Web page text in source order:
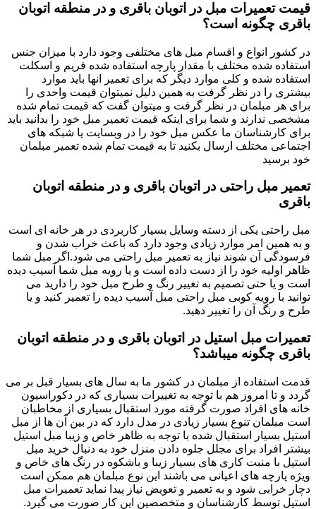
قیمت تعمیرات مبل در اتوبان باقری و در منطقه اتوبان
باقری چگونه است؟
در کشور انواع و اقسام مبل های مختلفی وجود دارد با میزان جنس
استفاده شده مختلف با مقدار پارچه استفاده شده فریم و اسکلت
استفاده شده و کلی موارد دیگر که برای تعمیر انها باید موارد
بیشتری را در نظر گرفت به همین دلیل نمیتوان قیمت واحدی را
برای هر مبلمان در نظر گرفت و میتوان گفت که قیمت تمام شده
مشخصی ندارند و شما برای اینکه قیمت تعمیر مبل خود را بدانید باید
برای کارشناسان ما عکس مبل خود را در وبسایت یا شبکه های
اجتماعی مختلف ارسال بکنید تا به قیمت تمام شده تعمیر مبلمان
خود برسید
تعمیر مبل راحتی در اتوبان باقری و در منطقه اتوبان
باقری
مبل راحتی یکی از دسته وسایل بسیار کاربردی در هر خانه ای است
و به همین امر موارد زیادی وجود دارد که باعث خراب شدن و
فرسودگی آن شوند نیاز به تعمیر مبل راحتی می شود.اگر مبل شما
ظاهر اولیه خود را از دست داده است و یا رویه مبل شما آسیب دیده
است و یا حتی تصمیم به تغییر رنگ و طرح مبل خود را دارید می
توانید با رویه کوبی مبل راحتی مبل آسیب دیده را تعمیر کنید و یا
طرح و رنگ آن را تغییر دهید.
تعمیرات مبل استیل در اتوبان باقری و در منطقه اتوبان
باقری چگونه میباشد؟
قدمت استفاده از مبلمان در کشور ما به سال های بسیار قبل بر می
گردد و تا امروز هم با توجه به تغییرات بسیاری که در دکوراسیون
خانه های افراد صورت گرفته مورد استقبال بسیاری از مخاطبان
است مبلمان تنوع بسیار زیادی در مدل دارد که در بین آن ها از مبل
استیل بسیار استقبال شده با توجه به ظاهر خاص و زیبا مبل استیل
بیشتر افراد برای مجلل جلوه دادن منزل خود به دنبال خرید مبل
استیل با منبت کاری های بسیار زیبا و باشکوه در رنگ های خاص و
ویژه پارچه های اعیانی می باشند این نوع مبلمان هم ممکن است
دچار خرابی شود و به تعمیر و تعویض نیاز پیدا نماید تعمیرات مبل
استیل توسط کارشناسان و متخصصین این کار صورت می گیرد.